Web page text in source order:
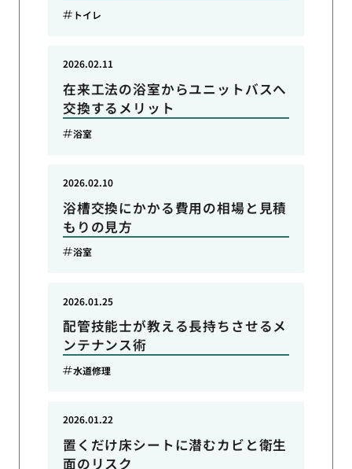
トイレ
在来工法の浴室からユニットバスへ
交換するメリット
2026.02.11
浴室
浴槽交換にかかる費用の相場と見積
もりの見方
2026.02.10
浴室
配管技能士が教える長持ちさせるメ
ンテナンス術
2026.01.25
水道修理
置くだけ床シートに潜むカビと衛生
面のリスク
2026.01.22